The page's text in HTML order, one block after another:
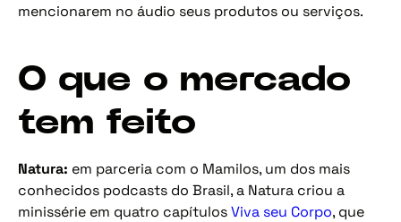
mencionarem no áudio seus produtos ou serviços.
O que o mercado
tem feito
Natura: em parceria com o Mamilos, um dos mais
conhecidos podcasts do Brasil, a Natura criou a
minissérie em quatro capítulosViva seu Corpo, que